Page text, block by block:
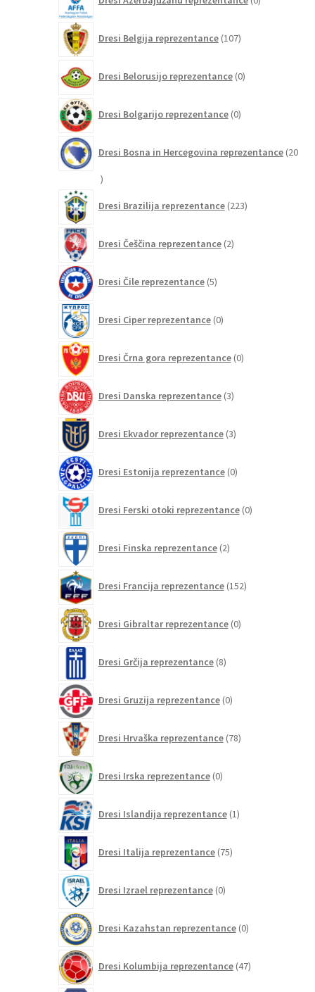
izdelkov
Dresi Belgija reprezentance 107izdelkov
Dresi Belorusijo reprezentance 0izdelkov
Dresi Bolgarijo reprezentance 0izdelkov
Dresi Bosna in Hercegovina reprezentance 20
20
Dresi Brazilija reprezentance 223izdelkov
Dresi Češčina reprezentance 2izdelka
Dresi Čile reprezentance 5izdelkov
Dresi Ciper reprezentance 0izdelkov
Dresi Črna gora reprezentance 0izdelkov
Dresi Danska reprezentance 3izdelki
Dresi Ekvador reprezentance 3izdelki
Dresi Estonija reprezentance 0izdelkov
Dresi Ferski otoki reprezentance 0izdelkov
Dresi Finska reprezentance 2izdelka
Dresi Francija reprezentance 152izdelkov
Dresi Gibraltar reprezentance 0izdelkov
Dresi Grčija reprezentance 8izdelkov
Dresi Gruzija reprezentance 0izdelkov
Dresi Hrvaška reprezentance 78izdelkov
Dresi Irska reprezentance 0izdelkov
Dresi Islandija reprezentance 1izdelek
Dresi Italija reprezentance 75izdelkov
Dresi Izrael reprezentance 0izdelkov
Dresi Kazahstan reprezentance 0izdelkov
Dresi Kolumbija reprezentance 47izdelkov